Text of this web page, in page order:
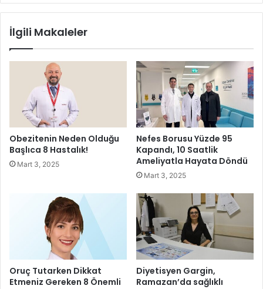
k
ş
a
k
İlgili Makaleler
Obezitenin Neden Olduğu
Başlıca 8 Hastalık!
Mart 3, 2025
Nefes Borusu Yüzde 95
Kapandı, 10 Saatlik
Ameliyatla Hayata Döndü
Mart 3, 2025
Oruç Tutarken Dikkat
Etmeniz Gereken 8 Önemli
Diyetisyen Gargin,
Ramazan’da sağlıklı